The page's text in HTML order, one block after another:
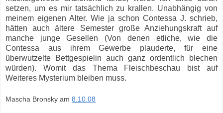
setzen, um es mir tatsächlich zu krallen. Unabhängig von
meinem eigenen Alter. Wie ja schon Contessa J. schrieb,
hätten auch ältere Semester große Anziehungskraft auf
manche junge Gesellen (Von denen etliche, wie die
Contessa aus ihrem Gewerbe plauderte, für eine
überwutzelte Bettgespielin auch ganz ordentlich blechen
würden). Womit das Thema Fleischbeschau bist auf
Weiteres Mysterium bleiben muss.
Mascha Bronsky am 8.10.08